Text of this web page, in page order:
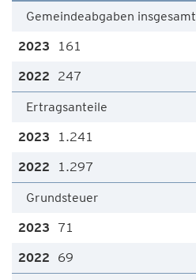
Gemeindeabgaben insgesamt
161
247
Ertragsanteile
1.241
1.297
Grundsteuer
71
69